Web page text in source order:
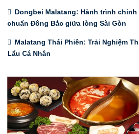
Dongbei Malatang: Hành trình
chuẩn Đông Bắc giữa lòng Sài Gòn
Malatang Thái Phiên: Trải Nghiệm
Lẩu Cá Nhân